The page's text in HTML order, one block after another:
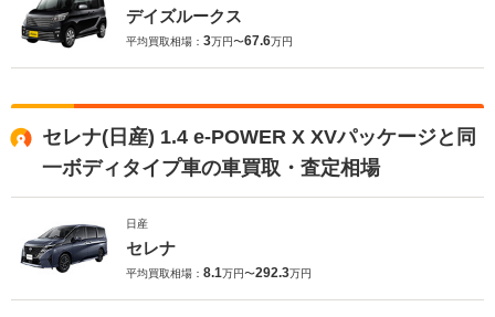
デイズルークス
平均買取相場： 3万円〜67.6万円
セレナ(日産) 1.4 e-POWER X XVパッケージと同
一ボディタイプ車の車買取・査定相場
日産
セレナ
平均買取相場： 8.1万円〜292.3万円